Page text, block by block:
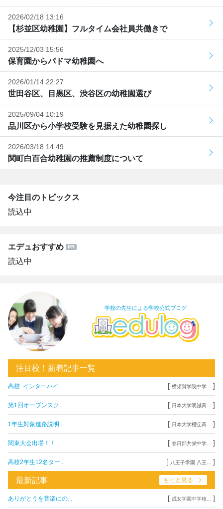
2026/02/18 13:16
【杉並区幼稚園】フルタイム会社員共働きで
2025/12/03 15:56
保育園からパドマ幼稚園へ
2026/01/14 22:27
世田谷区、目黒区、渋谷区の幼稚園選び
2025/09/04 10:19
品川区から小学校受験を見据えた幼稚園探し
2026/03/18 14:49
関町白百合幼稚園の推薦制度について
今注目のトピックス
読込中
エデュおすすめ
読込中
学校の先生による学校公式ブログ
注目校！新着記事一覧
高校･インターハイ... [ 横須賀学院中学... ]
第1回オープンスク... [ 日本大学明誠高... ]
1年生対象進路説明... [ 日本大学櫻丘高... ]
関東大会出場！！ [ 春日部共栄中学... ]
高校2年生12名ター... [ 八王子学園 八王... ]
最新記事 もっと見る
ありがとうを音楽にの... [ 成女学園中学校... ]